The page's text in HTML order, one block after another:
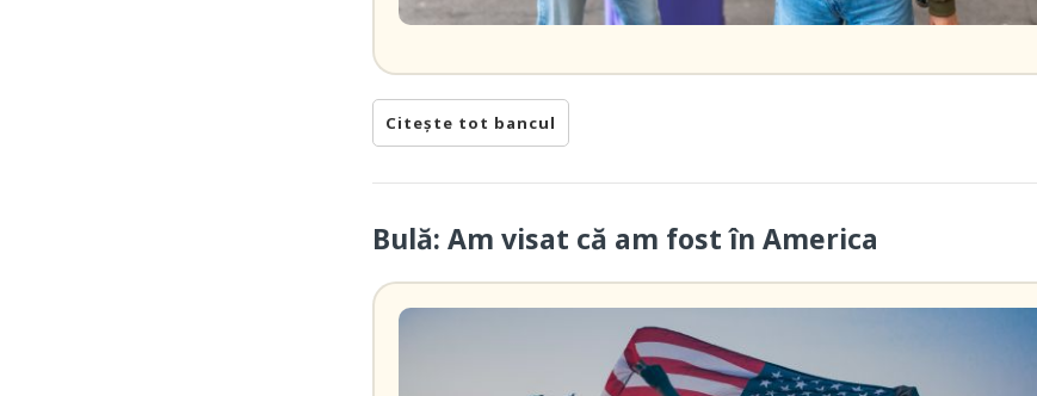
Citește tot bancul
Bulă: Am visat că am fost în America